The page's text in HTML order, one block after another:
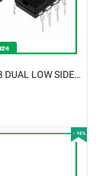
IR4427 DIP8 DUAL LOW SIDE DRIVER(k9e17)
- 16%